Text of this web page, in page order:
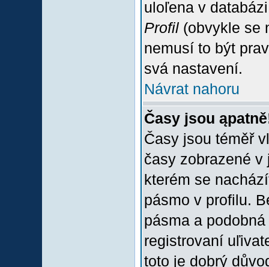
uloľena v
Profil (obvykle se
nemusí to být
svá nastavení.
Návrat nahoru
Časy jsou
Časy jsou téměř
časy zobrazené
kterém se
pásmo v profilu.
pásma a
registrovaní
toto je dobrý